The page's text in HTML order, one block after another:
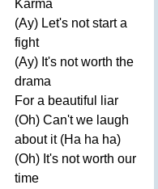
Karma
(Ay) Let's not start a
fight
(Ay) It's not worth the
drama
For a beautiful
liar
(Oh) Can't we laugh
about it(Ha ha ha)
(Oh) It's not worth our
time